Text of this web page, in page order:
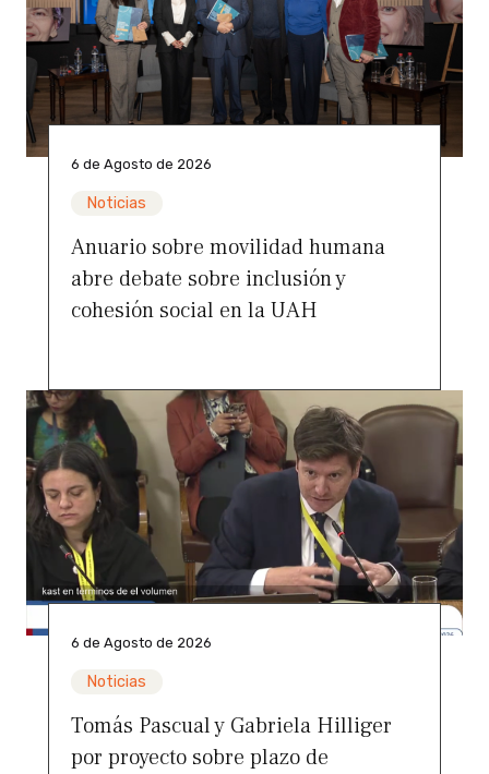
6 de Agosto de 2026
Noticias
Anuario sobre movilidad humana
abre debate sobre inclusión y
cohesión social en la UAH
6 de Agosto de 2026
Noticias
Tomás Pascual y Gabriela Hilliger
por proyecto sobre plazo de